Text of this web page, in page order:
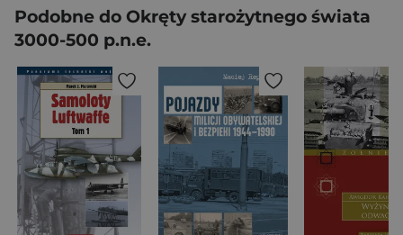
Podobne do Okręty starożytnego świata
3000-500 p.n.e.